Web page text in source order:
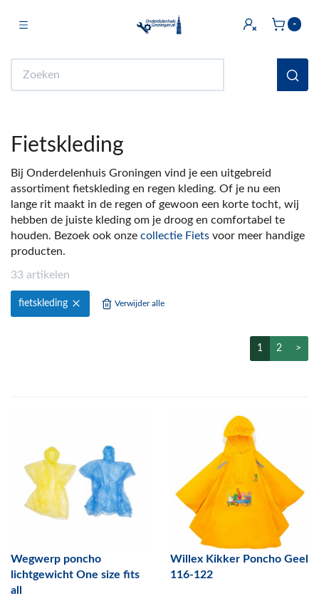
(Doe het zelf)
(Huishouden en Wonen)
(Sanitair)
(Keuken)
(Fiets)
(Witgoed Onderdelen)
Toggle navigation -
Fietskleding
Bij Onderdelenhuis Groningen vind je een uitgebreid
assortiment fietskleding en regen kleding. Of je nu een
lange rit maakt in de regen of gewoon een korte tocht, wij
hebben de juiste kleding om je droog en comfortabel te
houden. Bezoek ook onze collectie Fiets voor meer handige
producten.
33 artikelen
fietskleding Verwijder alle
1 2 >
Wegwerp poncho
lichtgewicht One size fits
all
Willex Kikker Poncho Geel
116-122